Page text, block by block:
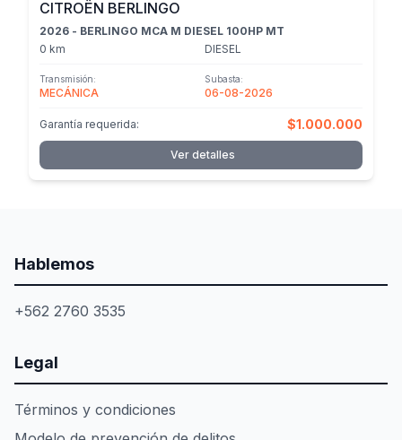
CITROËN BERLINGO
2026 - BERLINGO MCA M DIESEL 100HP MT
0 km
DIESEL
Transmisión:
MECÁNICA
Subasta:
06-08-2026
Garantía requerida: $1.000.000
Ver detalles
Hablemos
+562 2760 3535
Legal
Términos y condiciones